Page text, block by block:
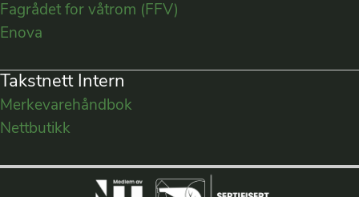
Fagrådet for våtrom (FFV)
Enova
Takstnett Intern
Merkevarehåndbok
Nettbutikk